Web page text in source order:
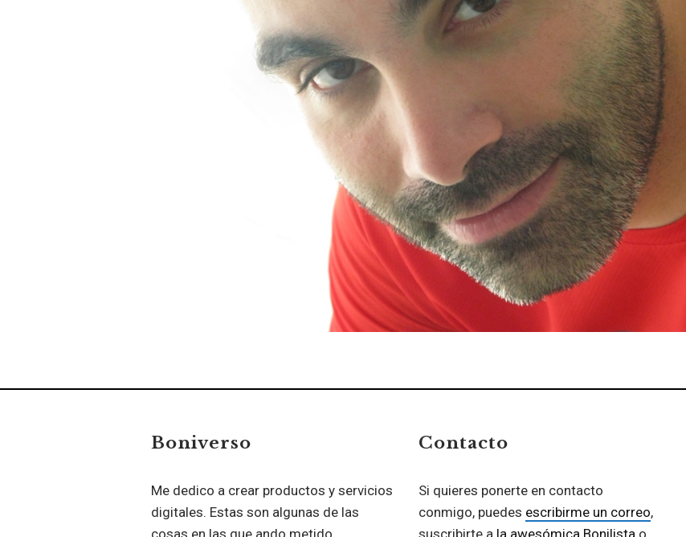
Boniverso
Me dedico a crear productos y servicios
digitales. Estas son algunas de las
cosas en las que ando metido
Contacto
Si quieres ponerte en contacto
conmigo, puedes escribirme un correo,
suscribirte a la awesómica Bonilista o